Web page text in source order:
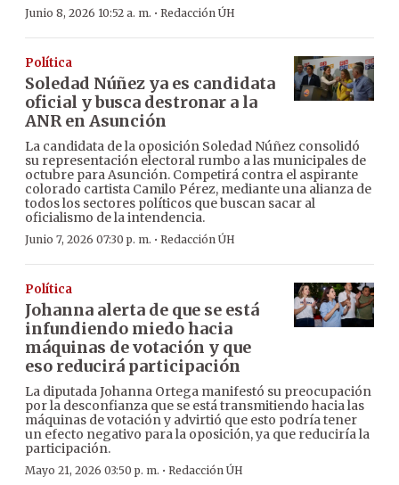
Junio 8, 2026 10:52 a. m. · Redacción ÚH
Política
Soledad Núñez ya es candidata
oficial y busca destronar a la
ANR en Asunción
La candidata de la oposición Soledad Núñez consolidó
su representación electoral rumbo a las municipales de
octubre para Asunción. Competirá contra el aspirante
colorado cartista Camilo Pérez, mediante una alianza de
todos los sectores políticos que buscan sacar al
oficialismo de la intendencia.
Junio 7, 2026 07:30 p. m. · Redacción ÚH
Política
Johanna alerta de que se está
infundiendo miedo hacia
máquinas de votación y que
eso reducirá participación
La diputada Johanna Ortega manifestó su preocupación
por la desconfianza que se está transmitiendo hacia las
máquinas de votación y advirtió que esto podría tener
un efecto negativo para la oposición, ya que reduciría la
participación.
Mayo 21, 2026 03:50 p. m. · Redacción ÚH